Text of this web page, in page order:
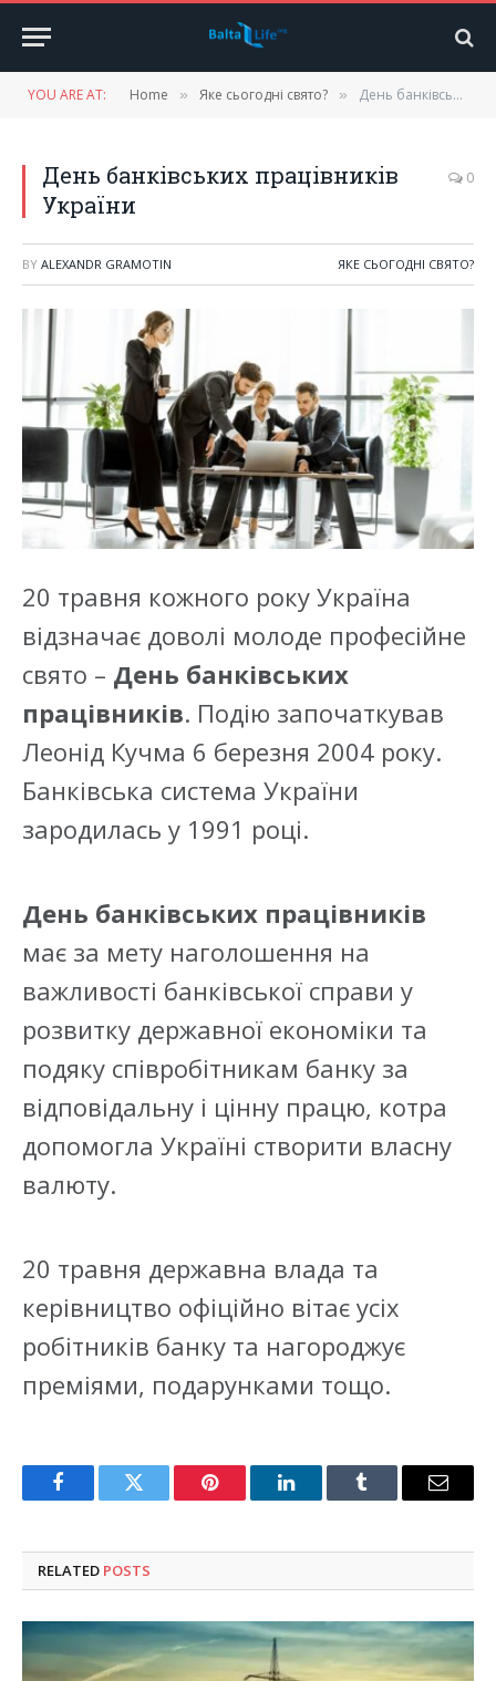
YOU ARE AT: Home » Яке сьогодні свято? » День банківських працівників України
День банківських працівників
України
0
BY ALEXANDR GRAMOTIN ЯКЕ СЬОГОДНІ СВЯТО?
20 травня кожного року Україна
відзначає доволі молоде професійне
свято – День банківських
працівників. Подію започаткував
Леонід Кучма 6 березня 2004 року.
Банківська система України
зародилась у 1991 році.
День банківських працівників
має за мету наголошення на
важливості банківської справи у
розвитку державної економіки та
подяку співробітникам банку за
відповідальну і цінну працю, котра
допомогла Україні створити власну
валюту.
20 травня державна влада та
керівництво офіційно вітає усіх
робітників банку та нагороджує
преміями, подарунками тощо.
FacebookTwitter Pinterest LinkedInTumblr Email
RELATED POSTS